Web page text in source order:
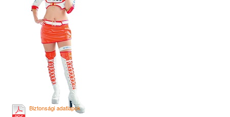
Biztonsági adatlapok